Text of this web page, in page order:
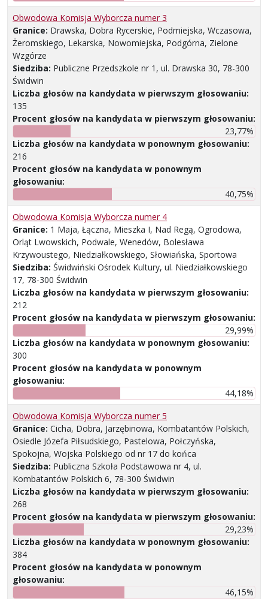
Obwodowa Komisja Wyborcza numer 3
Granice: Drawska, Dobra Rycerskie, Podmiejska, Wczasowa,
Żeromskiego, Lekarska, Nowomiejska, Podgórna, Zielone
Wzgórze
Siedziba: Publiczne Przedszkole nr 1, ul. Drawska 30, 78-300
Świdwin
Liczba głosów na kandydata w pierwszym głosowaniu:
135
Procent głosów na kandydata w pierwszym głosowaniu:
23,77%
Liczba głosów na kandydata w ponownym głosowaniu:
216
Procent głosów na kandydata w ponownym
głosowaniu:
40,75%
Obwodowa Komisja Wyborcza numer 4
Granice: 1 Maja, Łączna, Mieszka I, Nad Regą, Ogrodowa,
Orląt Lwowskich, Podwale, Wenedów, Bolesława
Krzywoustego, Niedziałkowskiego, Słowiańska, Sportowa
Siedziba: Świdwiński Ośrodek Kultury, ul. Niedziałkowskiego
17, 78-300 Świdwin
Liczba głosów na kandydata w pierwszym głosowaniu:
212
Procent głosów na kandydata w pierwszym głosowaniu:
29,99%
Liczba głosów na kandydata w ponownym głosowaniu:
300
Procent głosów na kandydata w ponownym
głosowaniu:
44,18%
Obwodowa Komisja Wyborcza numer 5
Granice: Cicha, Dobra, Jarzębinowa, Kombatantów Polskich,
Osiedle Józefa Piłsudskiego, Pastelowa, Połczyńska,
Spokojna, Wojska Polskiego od nr 17 do końca
Siedziba: Publiczna Szkoła Podstawowa nr 4, ul.
Kombatantów Polskich 6, 78-300 Świdwin
Liczba głosów na kandydata w pierwszym głosowaniu:
268
Procent głosów na kandydata w pierwszym głosowaniu:
29,23%
Liczba głosów na kandydata w ponownym głosowaniu:
384
Procent głosów na kandydata w ponownym
głosowaniu:
46,15%